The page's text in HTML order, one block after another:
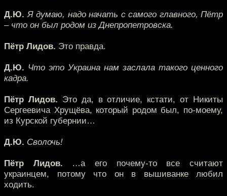
Д.Ю. Я думаю, надо начать с самого главного, Пётр
– что он был родом из Днепропетровска.
Пётр Лидов. Это правда.
Д.Ю. Что это Украина нам заслала такого ценного
кадра.
Пётр Лидов. Это да, в отличие, кстати, от Никиты
Сергеевича Хрущёва, который родом был, по-моему,
из Курской губернии…
Д.Ю. Сволочь!
Пётр Лидов. …а его почему-то все считают
украинцем, потому что он в вышиванке любил
ходить.